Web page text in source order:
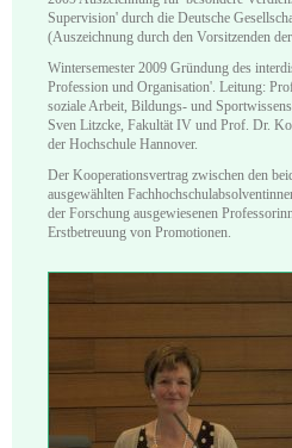
Supervision' durch die Deutsche
(Auszeichnung durch den Vorsitzenden
Wintersemester 2009 Gründung des
Profession und Organisation'. Leitung:
soziale Arbeit, Bildungs- und
Sven Litzcke, Fakultät IV und Prof. Dr.
der Hochschule Hannover.
Der Kooperationsvertrag zwischen den
ausgewählten
der Forschung ausgewiesenen
Erstbetreuung von Promotionen.